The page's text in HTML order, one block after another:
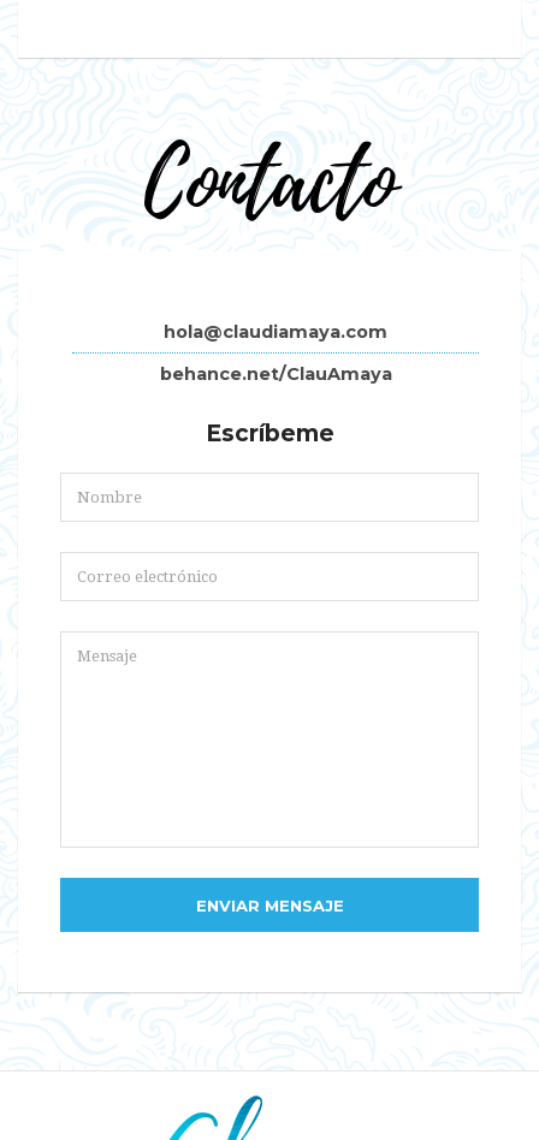
Contacto
hola@claudiamaya.com
behance.net/ClauAmaya
Escríbeme
ENVIAR MENSAJE